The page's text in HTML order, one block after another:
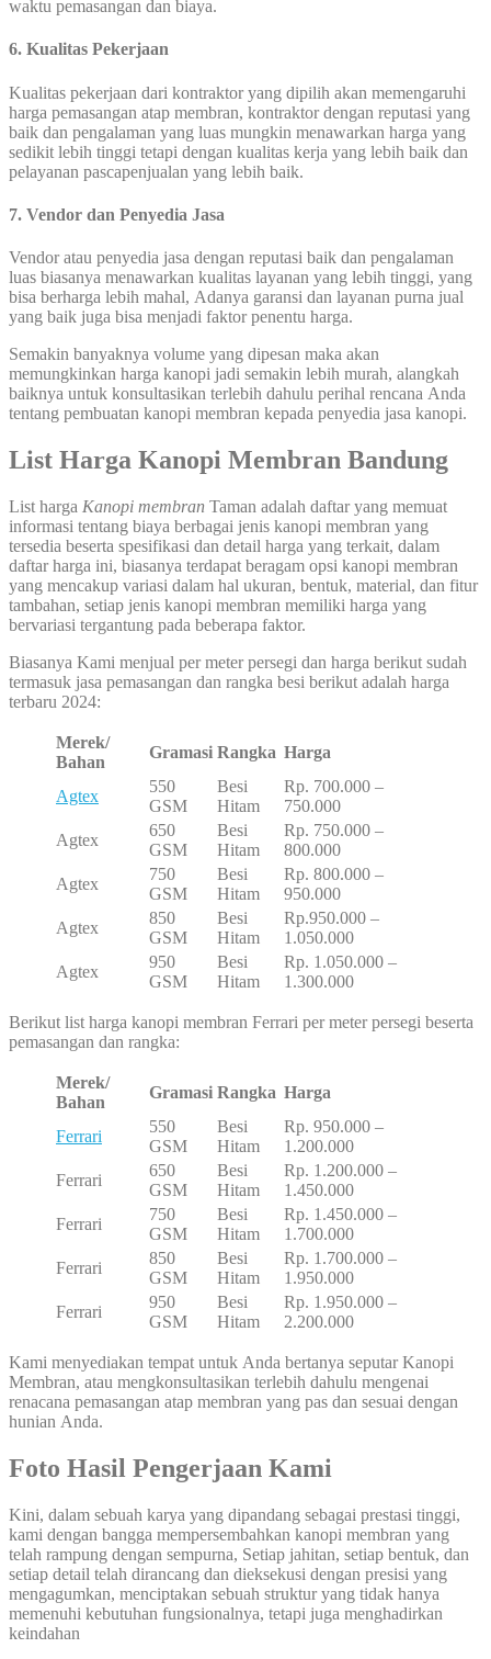
waktu pemasangan dan biaya.
6. Kualitas Pekerjaan
Kualitas pekerjaan dari kontraktor yang dipilih akan memengaruhi
harga pemasangan atap membran, kontraktor dengan reputasi yang
baik dan pengalaman yang luas mungkin menawarkan harga yang
sedikit lebih tinggi tetapi dengan kualitas kerja yang lebih baik dan
pelayanan pascapenjualan yang lebih baik.
7. Vendor dan Penyedia Jasa
Vendor atau penyedia jasa dengan reputasi baik dan pengalaman
luas biasanya menawarkan kualitas layanan yang lebih tinggi, yang
bisa berharga lebih mahal, Adanya garansi dan layanan purna jual
yang baik juga bisa menjadi faktor penentu harga.
Semakin banyaknya volume yang dipesan maka akan
memungkinkan harga kanopi jadi semakin lebih murah, alangkah
baiknya untuk konsultasikan terlebih dahulu perihal rencana Anda
tentang pembuatan kanopi membran kepada penyedia jasa kanopi.
List Harga Kanopi Membran Bandung
List harga Kanopi membran Taman adalah daftar yang memuat
informasi tentang biaya berbagai jenis kanopi membran yang
tersedia beserta spesifikasi dan detail harga yang terkait, dalam
daftar harga ini, biasanya terdapat beragam opsi kanopi membran
yang mencakup variasi dalam hal ukuran, bentuk, material, dan fitur
tambahan, setiap jenis kanopi membran memiliki harga yang
bervariasi tergantung pada beberapa faktor.
Biasanya Kami menjual per meter persegi dan harga berikut sudah
termasuk jasa pemasangan dan rangka besi berikut adalah harga
terbaru 2024:
Merek/
Bahan
Gramasi Rangka Harga
Agtex
550
GSM
Besi
Hitam
Rp. 700.000 –
750.000
Agtex
650
GSM
Besi
Hitam
Rp. 750.000 –
800.000
Agtex
750
GSM
Besi
Hitam
Rp. 800.000 –
950.000
Agtex
850
GSM
Besi
Hitam
Rp.950.000 –
1.050.000
Agtex
950
GSM
Besi
Hitam
Rp. 1.050.000 –
1.300.000
Berikut list harga kanopi membran Ferrari per meter persegi beserta
pemasangan dan rangka:
Merek/
Bahan
Gramasi Rangka Harga
Ferrari
550
GSM
Besi
Hitam
Rp. 950.000 –
1.200.000
Ferrari
650
GSM
Besi
Hitam
Rp. 1.200.000 –
1.450.000
Ferrari
750
GSM
Besi
Hitam
Rp. 1.450.000 –
1.700.000
Ferrari
850
GSM
Besi
Hitam
Rp. 1.700.000 –
1.950.000
Ferrari
950
GSM
Besi
Hitam
Rp. 1.950.000 –
2.200.000
Kami menyediakan tempat untuk Anda bertanya seputar Kanopi
Membran, atau mengkonsultasikan terlebih dahulu mengenai
renacana pemasangan atap membran yang pas dan sesuai dengan
hunian Anda.
Foto Hasil Pengerjaan Kami
Kini, dalam sebuah karya yang dipandang sebagai prestasi tinggi,
kami dengan bangga mempersembahkan kanopi membran yang
telah rampung dengan sempurna, Setiap jahitan, setiap bentuk, dan
setiap detail telah dirancang dan dieksekusi dengan presisi yang
mengagumkan, menciptakan sebuah struktur yang tidak hanya
memenuhi kebutuhan fungsionalnya, tetapi juga menghadirkan
keindahan